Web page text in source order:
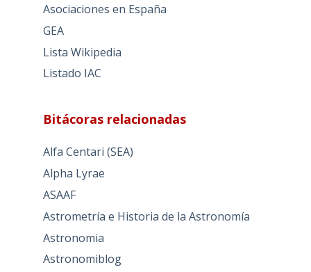
Asociaciones en España
GEA
Lista Wikipedia
Listado IAC
Bitácoras relacionadas
Alfa Centari (SEA)
Alpha Lyrae
ASAAF
Astrometría e Historia de la Astronomía
Astronomia
Astronomiblog